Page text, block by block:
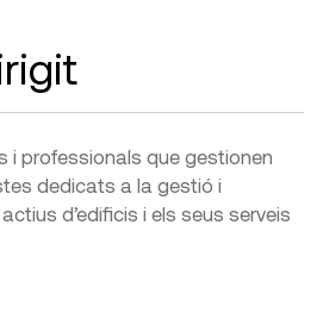
i professionals que gestionen
dedicats a la gestió i
d’edificis i els seus serveis